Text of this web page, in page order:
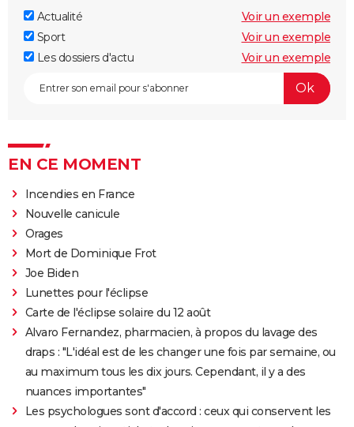
Actualité
Voir un exemple
Sport
Voir un exemple
Les dossiers d'actu
Voir un exemple
EN CE MOMENT
Incendies en France
Nouvelle canicule
Orages
Mort de Dominique Frot
Joe Biden
Lunettes pour l'éclipse
Carte de l'éclipse solaire du 12 août
Alvaro Fernandez, pharmacien, à propos du lavage des
draps : "L'idéal est de les changer une fois par semaine, ou
au maximum tous les dix jours. Cependant, il y a des
nuances importantes"
Les psychologues sont d'accord : ceux qui conservent les